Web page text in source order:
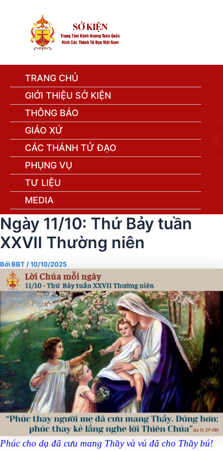
TRANG CHỦ
GIỚI THIỆU SỞ KIỆN
THÔNG BÁO
GIÁO XỨ
CÁC THÁNH TỬ ĐẠO
PHỤNG VỤ
TƯ LIỆU
MEDIA
Ngày 11/10: Thứ Bảy tuần
XXVII Thường niên
BởiBBT /10/10/2025
Phúc cho dạ đã cưu mang Thầy và vú đã cho Thầy bú!